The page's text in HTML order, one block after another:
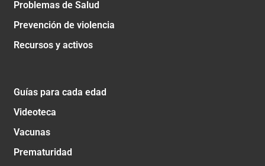
Problemas de Salud
Prevención de violencia
Recursos y activos
Guías para cada edad
Videoteca
Vacunas
Prematuridad